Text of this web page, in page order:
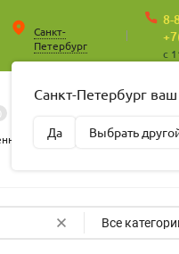
Санкт-
Петербург
Санкт-Петербург ваш
Да Выбрать
8-
c
Пусто
Все